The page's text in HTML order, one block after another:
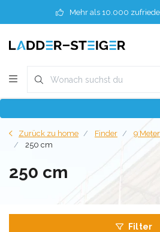
Mehr als 10.000
Zurück zu home Finder 9 Meter
250 cm
250 cm
Filter